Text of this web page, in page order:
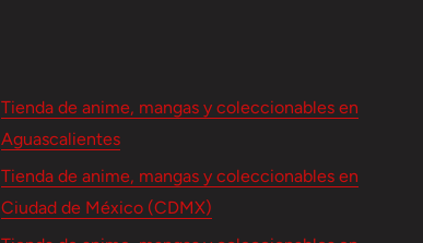
Tienda de anime, mangas y coleccionables en
Aguascalientes
Tienda de anime, mangas y coleccionables en
Ciudad de México (CDMX)